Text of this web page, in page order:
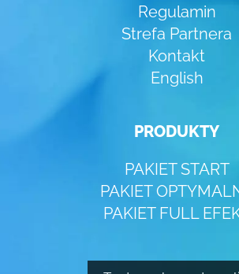
Regulamin
Strefa Partnera
Kontakt
English
PRODUKTY
PAKIET START
PAKIET
PAKIET FULL